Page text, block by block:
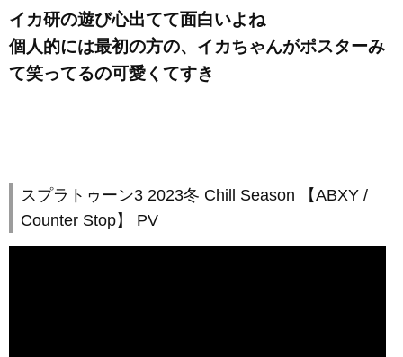
イカ研の遊び心出てて面白いよね
個人的には最初の方の、イカちゃんがポスターみ
て笑ってるの可愛くてすき
スプラトゥーン3 2023冬 Chill Season 【ABXY /
Counter Stop】 PV